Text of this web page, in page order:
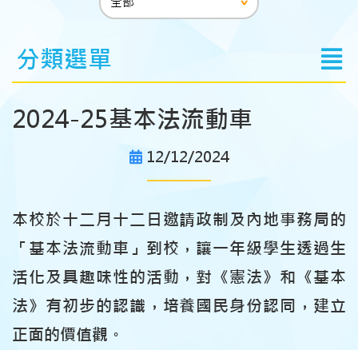
分類選單
2024-25基本法流動車
12/12/2024
本校於十二月十二日邀請政制及內地事務局的
「基本法流動車」到校，讓一年級學生透過生
活化及具趣味性的活動，對《憲法》和《基本
法》有初步的認識，培養國民身份認同，建立
正面的價值觀。